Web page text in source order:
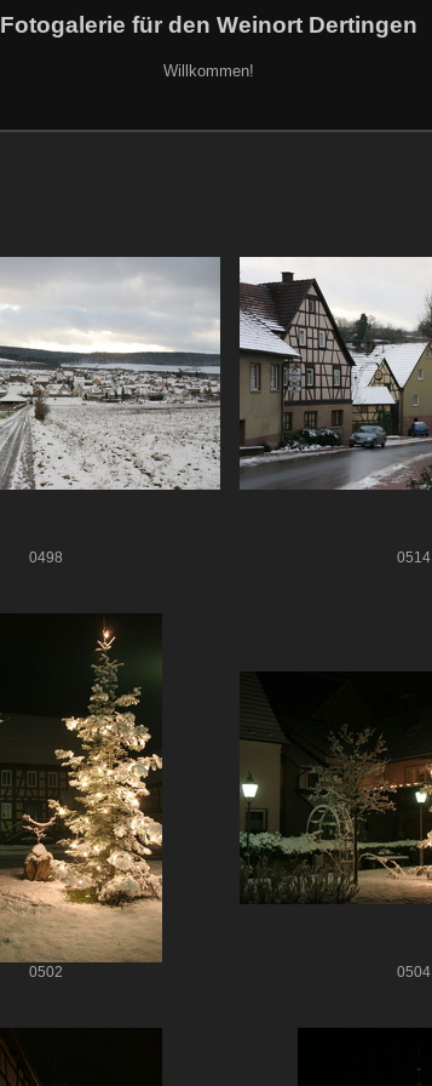
Fotogalerie für den Weinort Dertingen
Willkommen!
0498 0514
0502 0504